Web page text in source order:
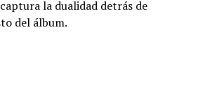
la dualidad detrás de
del álbum.